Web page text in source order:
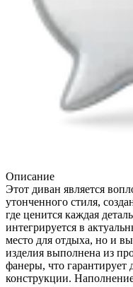
Описание
Этот диван является
утонченного стиля,
где ценится каждая
интегрируется в
место для отдыха, но и
изделия выполнена из
фанеры, что гарантирует
конструкции.